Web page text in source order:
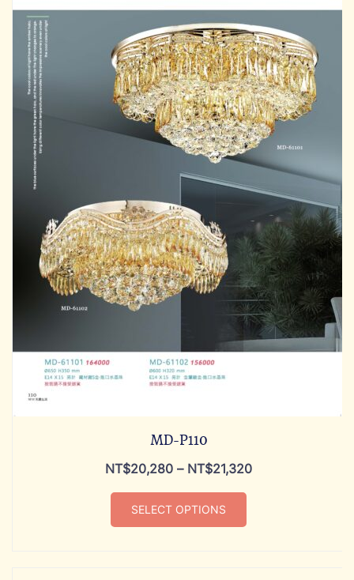
MD-P110
NT$20,280 – NT$21,320
SELECT OPTIONS